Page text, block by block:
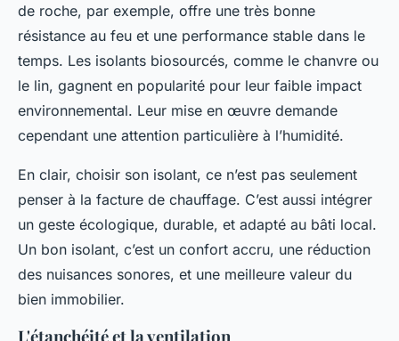
de roche, par exemple, offre une très bonne
résistance au feu et une performance stable dans le
temps. Les isolants biosourcés, comme le chanvre ou
le lin, gagnent en popularité pour leur faible impact
environnemental. Leur mise en œuvre demande
cependant une attention particulière à l’humidité.
En clair, choisir son isolant, ce n’est pas seulement
penser à la facture de chauffage. C’est aussi intégrer
un geste écologique, durable, et adapté au bâti local.
Un bon isolant, c’est un confort accru, une réduction
des nuisances sonores, et une meilleure valeur du
bien immobilier.
L'étanchéité et la ventilation